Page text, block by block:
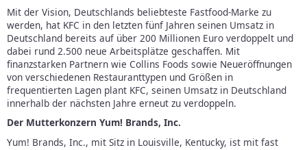
Mit der Vision, Deutschlands beliebteste Fastfood-Marke zu
werden, hat KFC in den letzten fünf Jahren seinen Umsatz in
Deutschland bereits auf über 200 Millionen Euro verdoppelt und
dabei rund 2.500 neue Arbeitsplätze geschaffen. Mit
finanzstarken Partnern wie Collins Foods sowie Neueröffnungen
von verschiedenen Restauranttypen und Größen in
frequentierten Lagen plant KFC, seinen Umsatz in Deutschland
innerhalb der nächsten Jahre erneut zu verdoppeln.
Der Mutterkonzern Yum! Brands, Inc.
Yum! Brands, Inc., mit Sitz in Louisville, Kentucky, ist mit fast